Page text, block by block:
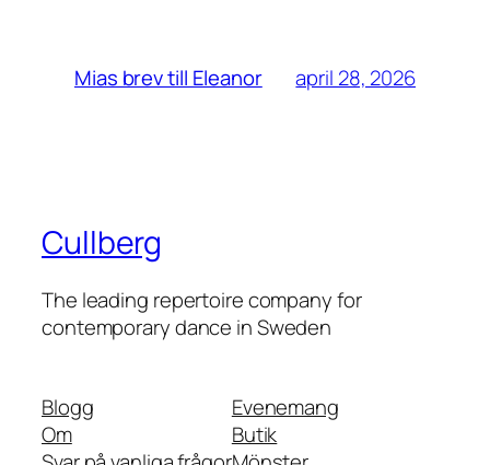
Mias brev till Eleanor april 28, 2026
Cullberg
The leading repertoire company for
contemporary dance in Sweden
Blogg
Om
Evenemang
Butik